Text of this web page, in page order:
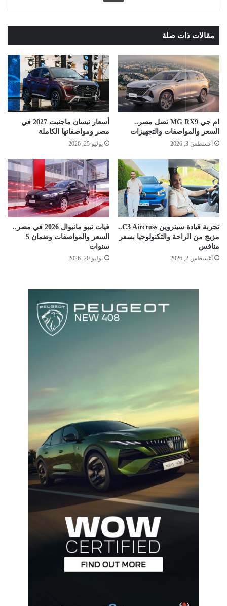
مقالات ذات صلة
ام جي MG RX9 تصل مصر..
السعر والمواصفات والتجهيزات
أغسطس 3, 2026
أسعار نيسان ماجنيت 2027 في
مصر ومواصفاتها الكاملة
يوليو 25, 2026
تجربة قيادة سيتروين C3 Aircross..
مزيج من الراحة والتكنولوجيا بسعر
منافس
أغسطس 2, 2026
فيات تيبو مانيوال 2026 في مصر..
السعر والمواصفات وضمان 5
سنوات
يوليو 20, 2026